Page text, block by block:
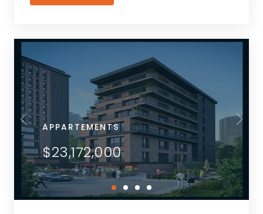
APPARTEMENTS
$23,172,000